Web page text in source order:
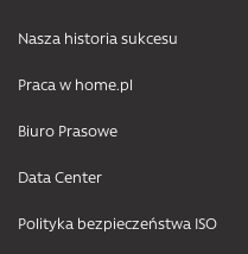
Nasza historia sukcesu
Praca w home.pl
Biuro Prasowe
Data Center
Polityka bezpieczeństwa ISO